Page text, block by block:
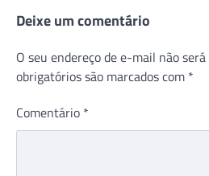
Post
Deixe um comentário
O seu endereço de e-mail não
obrigatórios são marcados com *
Comentário *